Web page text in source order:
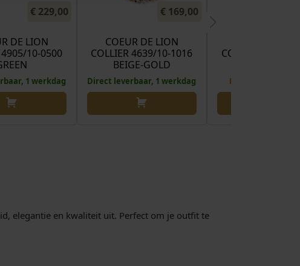
€229,00
DE LION
4905/10-0500
1 werkdag
€169,00
COEUR DE LION
COLLIER 4639/10-1016
BEIGE-GOLD
Direct leverbaar, 1 werkdag
COLLIER 4359/
Binnenkort
elegantie en kwaliteit uit. Perfect om je outfit te